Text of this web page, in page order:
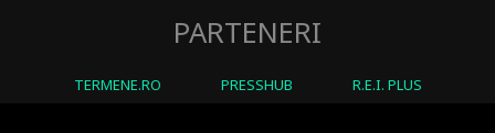
PARTENERI
TERMENE.RO PRESSHUB R.E.I. PLUS